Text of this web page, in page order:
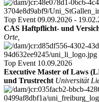
Top Event 09.09.2026 -
CAS Haftpflicht- und
Orte,
Top Event 10.09.2026
Executive Master of Laws
und Trustrecht Universität